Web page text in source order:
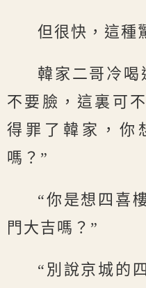
但很快，這種
韓家二哥冷喝
不要臉，這裏可
得罪了韓家，你
嗎？”
“你是想四喜
門大吉嗎？”
“別說京城的